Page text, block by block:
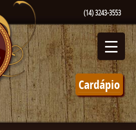
(14) 3243-3553
Cardápio